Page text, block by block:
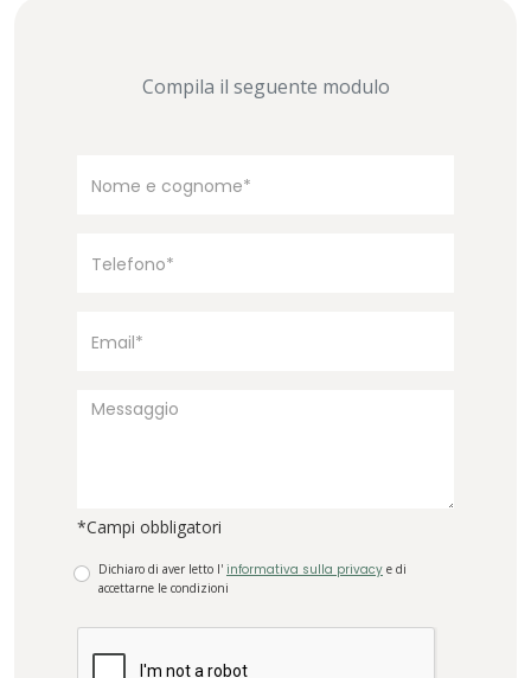
Compila il seguente modulo
*Campi obbligatori
Dichiaro di aver letto l' informativa sulla privacy e di
accettarne le condizioni